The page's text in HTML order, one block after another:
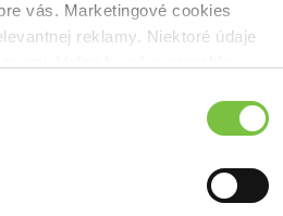
vás. Marketingové cookies
reklamy. Niektoré údaje